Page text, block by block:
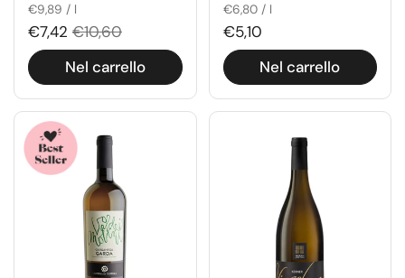
€9,89 / l
€7,42 €10,60
Nel carrello
€6,80 / l
€5,10
Nel carrello